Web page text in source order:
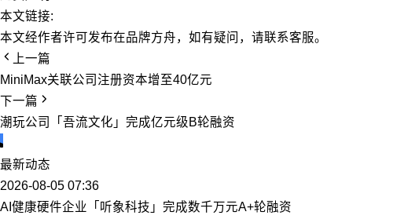
本文链接:
本文经作者许可发布在品牌方舟，如有疑问，请联系客服。
上一篇
MiniMax关联公司注册资本增至40亿元
下一篇
潮玩公司「吾流文化」完成亿元级B轮融资
最新动态
2026-08-05 07:36
AI健康硬件企业「听象科技」完成数千万元A+轮融资